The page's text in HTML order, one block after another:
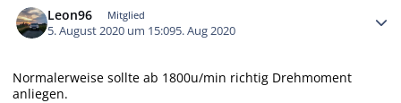
Leon96 Mitglied
5. August 2020 um 15:095. Aug 2020
Normalerweise sollte ab 1800u/min richtig Drehmoment
anliegen.